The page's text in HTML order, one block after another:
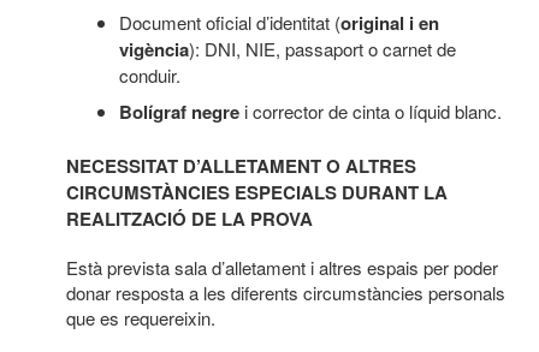
Document oficial d’identitat (original i en
vigència): DNI, NIE, passaport o carnet de
conduir.
Bolígraf negre i corrector de cinta o líquid blanc.
NECESSITAT D’ALLETAMENT O ALTRES
CIRCUMSTÀNCIES ESPECIALS DURANT LA
REALITZACIÓ DE LA PROVA
Està prevista sala d’alletament i altres espais per poder
donar resposta a les diferents circumstàncies personals
que es requereixin.